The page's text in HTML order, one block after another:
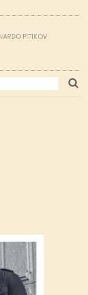
PITIKOV